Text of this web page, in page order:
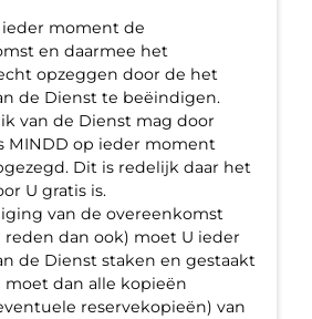
moment de
en daarmee het
opzeggen door de het
de Dienst te beëindigen.
van de Dienst mag door
MINDD op ieder moment
Dit is redelijk daar het
U gratis is.
van de overeenkomst
reden dan ook) moet U ieder
de Dienst staken en gestaakt
moet dan alle kopieën
reservekopieën) van